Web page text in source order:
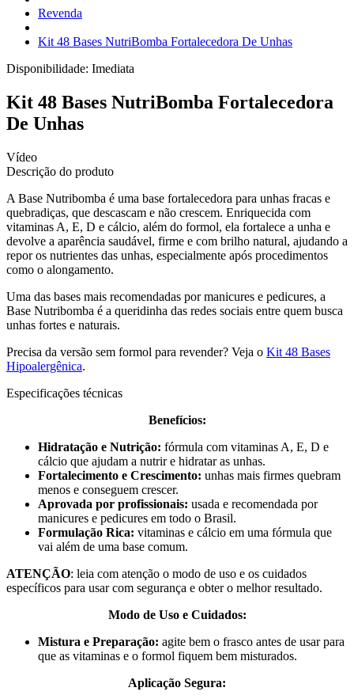
Revenda
Kit 48 Bases NutriBomba Fortalecedora De Unhas
Disponibilidade: Imediata
Kit 48 Bases NutriBomba Fortalecedora
De Unhas
Vídeo
Descrição do produto
A Base Nutribomba é uma base fortalecedora para unhas fracas e
quebradiças, que descascam e não crescem. Enriquecida com
vitaminas A, E, D e cálcio, além do formol, ela fortalece a unha e
devolve a aparência saudável, firme e com brilho natural, ajudando a
repor os nutrientes das unhas, especialmente após procedimentos
como o alongamento.
Uma das bases mais recomendadas por manicures e pedicures, a
Base Nutribomba é a queridinha das redes sociais entre quem busca
unhas fortes e naturais.
Precisa da versão sem formol para revender? Veja o Kit 48 Bases
Hipoalergênica.
Especificações técnicas
Benefícios:
Hidratação e Nutrição: fórmula com vitaminas A, E, D e
cálcio que ajudam a nutrir e hidratar as unhas.
Fortalecimento e Crescimento: unhas mais firmes quebram
menos e conseguem crescer.
Aprovada por profissionais: usada e recomendada por
manicures e pedicures em todo o Brasil.
Formulação Rica: vitaminas e cálcio em uma fórmula que
vai além de uma base comum.
ATENÇÃO: leia com atenção o modo de uso e os cuidados
específicos para usar com segurança e obter o melhor resultado.
Modo de Uso e Cuidados:
Mistura e Preparação: agite bem o frasco antes de usar para
que as vitaminas e o formol fiquem bem misturados.
Aplicação Segura: